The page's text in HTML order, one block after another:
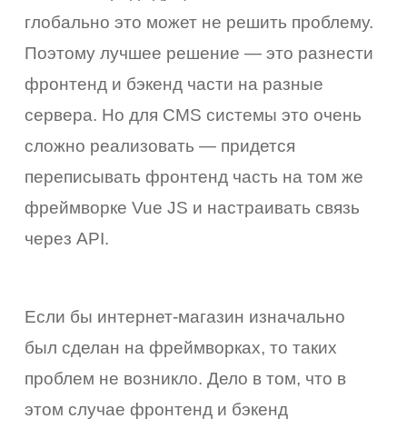
глобально это может не решить проблему.
Поэтому лучшее решение — это разнести
фронтенд и бэкенд части на разные
сервера. Но для CMS системы это очень
сложно реализовать — придется
переписывать фронтенд часть на том же
фреймворке Vue JS и настраивать связь
через API.
Если бы интернет-магазин изначально
был сделан на фреймворках, то таких
проблем не возникло. Дело в том, что в
этом случае фронтенд и бэкенд